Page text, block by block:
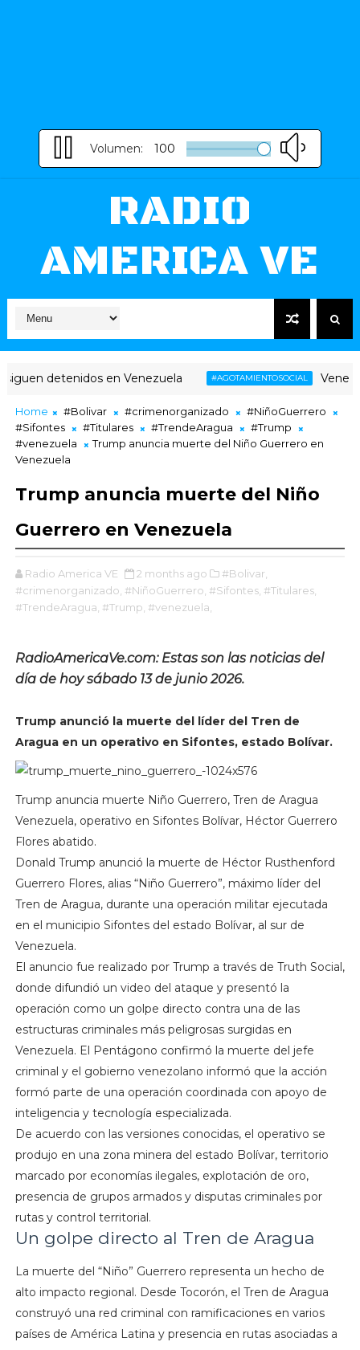
Volumen: 100
RADIO
AMERICA VE
detenidos en Venezuela #AGOTAMIENTOSOCIAL Venezuela:
Home #Bolivar #crimenorganizado
#NiñoGuerrero
#Sifontes
#Titulares #TrendeAragua
#Trump
#venezuela
Trump anuncia muerte del Niño Guerrero en
Venezuela
Trump anuncia muerte del Niño
Guerrero en Venezuela
Radio America VE 2 months ago
#Bolivar,
#crimenorganizado, #NiñoGuerrero, #Sifontes, #Titulares,
#TrendeAragua, #Trump, #venezuela,
RadioAmericaVe.com: Estas son las noticias del
día de hoy sábado 13 de junio 2026.
Trump anunció la muerte del líder del Tren de
Aragua en un operativo en Sifontes, estado Bolívar.
Trump anuncia muerte Niño Guerrero, Tren de Aragua
Venezuela, operativo en Sifontes Bolívar, Héctor Guerrero
Flores abatido.
Donald Trump anunció la muerte de Héctor Rusthenford
Guerrero Flores, alias “Niño Guerrero”, máximo líder del
Tren de Aragua, durante una operación militar ejecutada
en el municipio Sifontes del estado Bolívar, al sur de
Venezuela.
El anuncio fue realizado por Trump a través de Truth Social,
donde difundió un video del ataque y presentó la
operación como un golpe directo contra una de las
estructuras criminales más peligrosas surgidas en
Venezuela. El Pentágono confirmó la muerte del jefe
criminal y el gobierno venezolano informó que la acción
formó parte de una operación coordinada con apoyo de
inteligencia y tecnología especializada.
De acuerdo con las versiones conocidas, el operativo se
produjo en una zona minera del estado Bolívar, territorio
marcado por economías ilegales, explotación de oro,
presencia de grupos armados y disputas criminales por
rutas y control territorial.
Un golpe directo al Tren de Aragua
La muerte del “Niño” Guerrero representa un hecho de
alto impacto regional. Desde Tocorón, el Tren de Aragua
construyó una red criminal con ramificaciones en varios
países de América Latina y presencia en rutas asociadas a